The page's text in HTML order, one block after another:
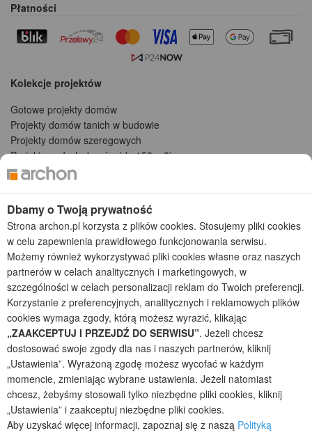
Płatności
Kolekcje projektów
Gotowe projekty domów
Projekty domów tanich w budowie
Projekty domów szeregowych
Projekty małych domów (do 150 m2)
Projekty domów wielorodzinnych
Projekty domów nowoczesnych
Projekty domów parterowych
2026 © ARCHON+ Biuro Projektów - Tradycyjne i nowoczesne gotowe
projekty domów - autorska pracownia architektoniczna założona w 1990r.
przez arch. Barbarę Mendel
Z uwagi na ciągłe doskonalenie procesu powstawania projektów (zgodnie z
normą ISO 9001), prezentowane na stronie projekty domów mogą
nieznacznie różnić się od dokumentacji technicznej.
Informujemy, iż w celu optymalizacji treści dostępnych w naszym sklepie,
dostosowania ich do Państwa indywidualnych potrzeb korzystamy z
informacji zapisanych za pomocą plików cookies na urządzeniach
końcowych użytkowników. Pliki cookies użytkownik może kontrolować za
pomocą ustawień swojej przeglądarki internetowej. Dalsze korzystanie z
naszego serwisu internetowego, bez zmiany ustawień przeglądarki
internetowej oznacza, iż użytkownik akceptuje stosowanie plików cookies.
Więcej informacji zawartych jest w polityce prywatności.
Dbamy o Twoją prywatność
Strona archon.pl korzysta z plików cookies. Stosujemy pliki cookies
w celu zapewnienia prawidłowego funkcjonowania serwisu.
Możemy również wykorzystywać pliki cookies własne oraz naszych
partnerów w celach analitycznych i marketingowych, w
szczególności w celach personalizacji reklam do Twoich preferencji.
Korzystanie z preferencyjnych, analitycznych i reklamowych plików
cookies wymaga zgody, którą możesz wyrazić, klikając
„ZAAKCEPTUJ I PRZEJDŹ DO SERWISU”. Jeżeli chcesz
dostosować swoje zgody dla nas i naszych partnerów, kliknij
„Ustawienia”. Wyrażoną zgodę możesz wycofać w każdym
momencie, zmieniając wybrane ustawienia. Jeżeli natomiast
chcesz, żebyśmy stosowali tylko niezbędne pliki cookies, kliknij
„Ustawienia” i zaakceptuj niezbędne pliki cookies.
Aby uzyskać więcej informacji, zapoznaj się z naszą Polityką